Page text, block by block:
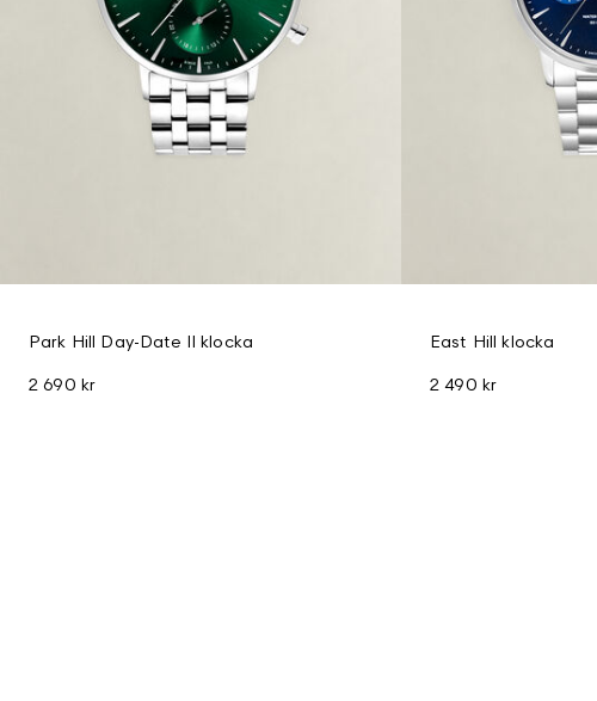
Park Hill Day-Date II klocka
2 690 kr
East Hill klocka
2 490 kr